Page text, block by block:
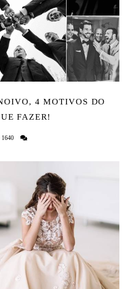
4 MOTIVOS DO
FAZER!
1640